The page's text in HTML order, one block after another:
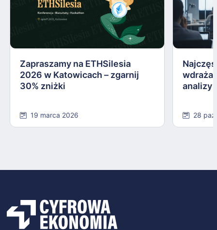
Zapraszamy na ETHSilesia
2026 w Katowicach – zgarnij
30% zniżki
19 marca 2026
analizy
28